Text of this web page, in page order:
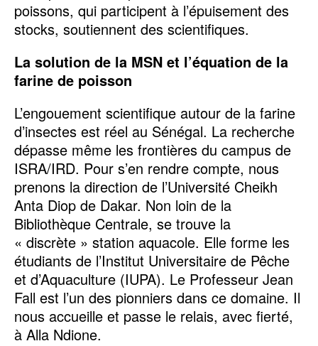
poissons, qui participent à l’épuisement des
stocks, soutiennent des scientifiques.
La solution de la MSN et l’équation de la
farine de poisson
L’engouement scientifique autour de la farine
d’insectes est réel au Sénégal. La recherche
dépasse même les frontières du campus de
ISRA/IRD. Pour s’en rendre compte, nous
prenons la direction de l’Université Cheikh
Anta Diop de Dakar. Non loin de la
Bibliothèque Centrale, se trouve la
« discrète » station aquacole. Elle forme les
étudiants de l’Institut Universitaire de Pêche
et d’Aquaculture (IUPA). Le Professeur Jean
Fall est l’un des pionniers dans ce domaine. Il
nous accueille et passe le relais, avec fierté,
à Alla Ndione.